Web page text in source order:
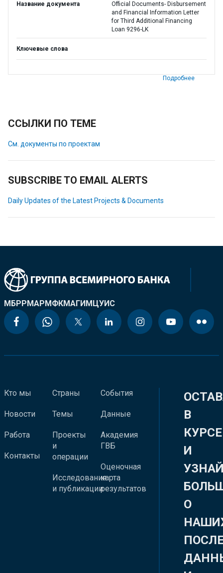
Название документа
Official Documents- Disbursement
and Financial Information Letter
for Third Additional Financing
Loan 9296-LK
Ключевые слова
Подробнее
ССЫЛКИ ПО ТЕМЕ
См. документы по проектам
SUBSCRIBE TO EMAIL ALERTS
Daily Updates of the Latest Projects & Documents
МБРРМАРМФКМАГИМЦУИС
Кто мы
Новости
Работа
Контакты
Страны
Темы
Проекты
и
операции
Исследования
и публикации
События
Данные
Академия
ГВБ
Оценочная
карта
результатов
В
КУРСЕ
И
О